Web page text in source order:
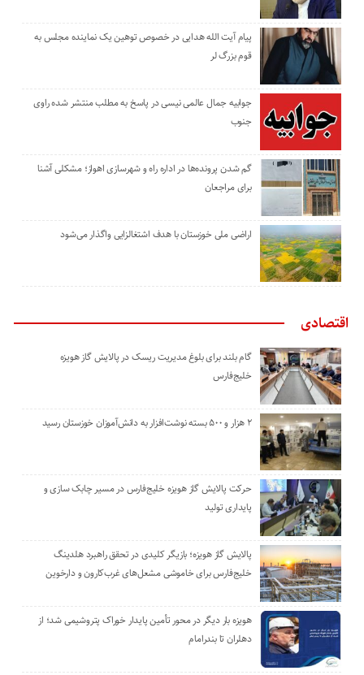
پیام آیت الله هدایی در خصوص توهین یک نماینده مجلس به
قوم بزرگ لر
جوابیه جمال عالمی نیسی در پاسخ به مطلب منتشر شده راوی
جنوب
گم شدن پرونده‌ها در اداره راه و شهرسازی اهواز؛ مشکلی آشنا
برای مراجعان
اراضی ملی خوزستان با هدف اشتغالزایی واگذار می‌شود
اقتصادی
گام بلند برای بلوغ مدیریت ریسک در پالایش گاز هویزه
خلیج‌فارس
۲ هزار و ۵۰۰ بسته نوشت‌افزار به دانش‌آموزان خوزستان رسید
حرکت پالایش گاز هویزه خلیج‌فارس در مسیر چابک سازی و
پایداری تولید
پالایش گاز هویزه؛ بازیگر کلیدی در تحقق راهبرد هلدینگ
خلیج‌فارس برای خاموشی مشعل‌های غرب‌کارون و دارخوین
هویزه بار دیگر در محور تأمین پایدار خوراک پتروشیمی شد؛ از
دهلران تا بندرامام